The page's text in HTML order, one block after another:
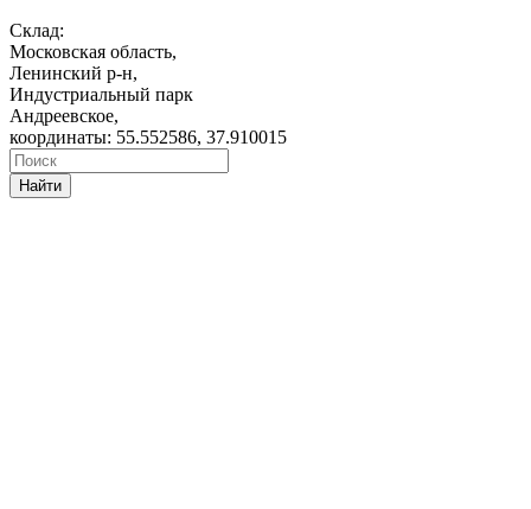
Склад:
Московская область,
Ленинский р-н,
Индустриальный парк
Андреевское,
координаты: 55.552586, 37.910015
Найти